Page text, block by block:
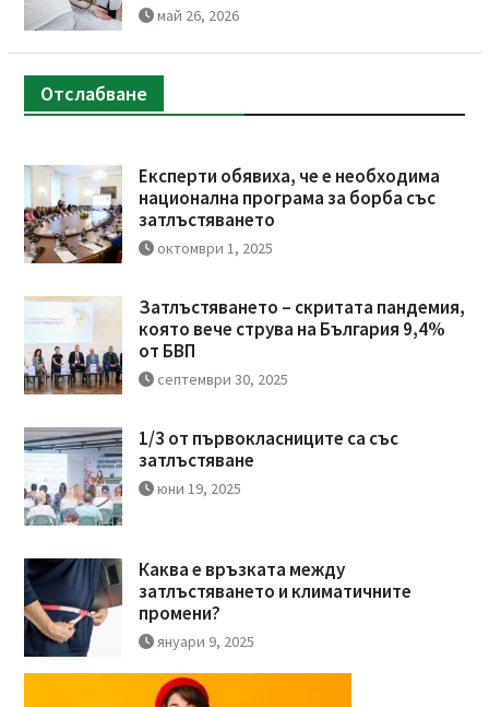
май 26, 2026
Отслабване
Експерти обявиха, че е необходима
национална програма за борба със
затлъстяването
октомври 1, 2025
Затлъстяването – скритата пандемия,
която вече струва на България 9,4%
от БВП
септември 30, 2025
1/3 от първокласниците са със
затлъстяване
юни 19, 2025
Каква е връзката между
затлъстяването и климатичните
промени?
януари 9, 2025